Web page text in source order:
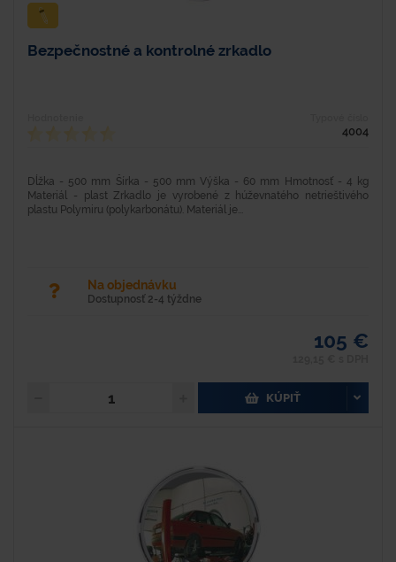
Bezpečnostné a kontrolné zrkadlo
4004
Dĺžka - 500 mm Šírka - 500 mm Výška - 60 mm Hmotnosť - 4 kg
Materiál - plast Zrkadlo je vyrobené z húževnatého netrieštivého
plastu Polymiru (polykarbonátu). Materiál je...
Na objednávku
Dostupnosť 2-4 týždne
105 €
KÚPIŤ